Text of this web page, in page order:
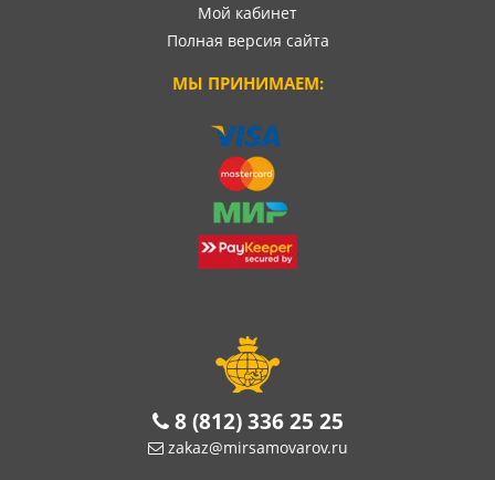
Мой кабинет
Полная версия сайта
МЫ ПРИНИМАЕМ:
8 (812) 336 25 25
zakaz@mirsamovarov.ru